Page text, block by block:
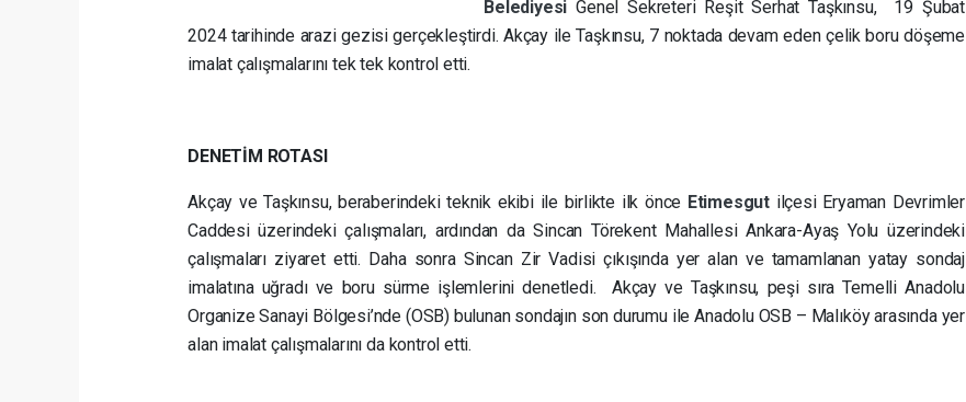
BelediyesiGenel Sekreteri Reşit Serhat Taşkınsu, 19 Şubat
2024 tarihinde arazi gezisi gerçekleştirdi. Akçay ile Taşkınsu, 7 noktada devam eden çelik boru döşeme
imalat çalışmalarını tek tek kontrol etti.
DENETİM ROTASI
Akçay ve Taşkınsu, beraberindeki teknik ekibi ile birlikte ilk önce Etimesgut ilçesi Eryaman Devrimler
Caddesi üzerindeki çalışmaları, ardından da Sincan Törekent Mahallesi Ankara-Ayaş Yolu üzerindeki
çalışmaları ziyaret etti. Daha sonra Sincan Zir Vadisi çıkışında yer alan ve tamamlanan yatay sondaj
imalatına uğradı ve boru sürme işlemlerini denetledi. Akçay ve Taşkınsu, peşi sıra Temelli Anadolu
Organize Sanayi Bölgesi’nde (OSB) bulunan sondajın son durumu ile Anadolu OSB – Malıköy arasında yer
alan imalat çalışmalarını da kontrol etti.